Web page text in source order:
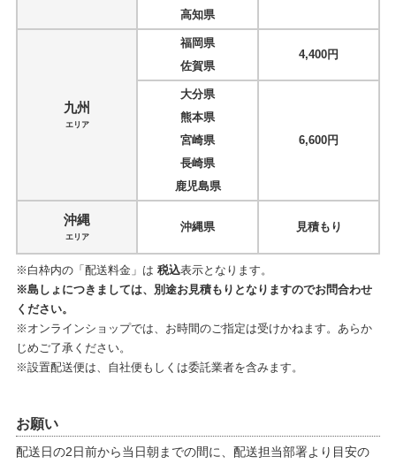
高知県
九州
エリア
福岡県
佐賀県
4,400円
大分県
熊本県
宮崎県
長崎県
鹿児島県
6,600円
沖縄
エリア
沖縄県 見積もり
※白枠内の「配送料金」は 税込表示となります。
※島しょにつきましては、別途お見積もりとなりますのでお問合わせ
ください。
※オンラインショップでは、お時間のご指定は受けかねます。あらか
じめご了承ください。
※設置配送便は、自社便もしくは委託業者を含みます。
お願い
配送日の2日前から当日朝までの間に、配送担当部署より目安の